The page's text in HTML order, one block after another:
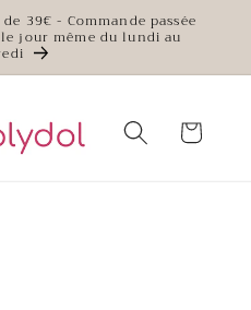
39€ - Commande passée
jour même du lundi au
Panier